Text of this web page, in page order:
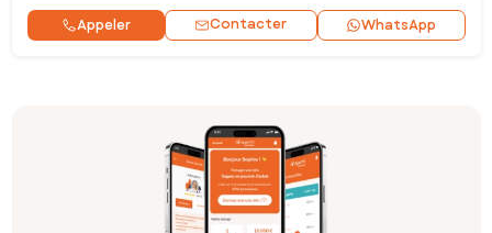
Appeler Contacter WhatsApp